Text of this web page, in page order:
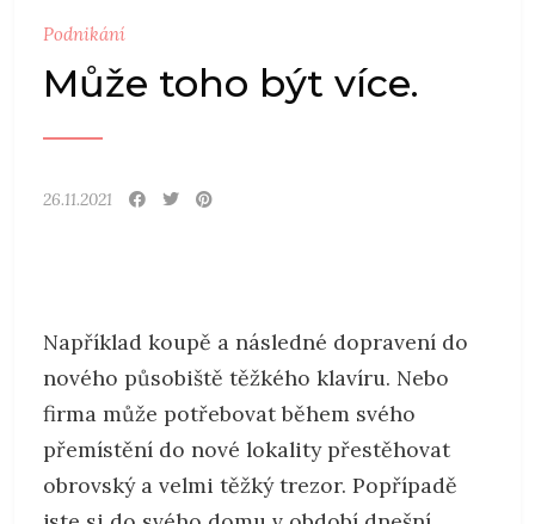
Podnikání
Může toho být více.
26.11.2021
Například koupě a následné dopravení do
nového působiště těžkého klavíru. Nebo
firma může potřebovat během svého
přemístění do nové lokality přestěhovat
obrovský a velmi těžký trezor. Popřípadě